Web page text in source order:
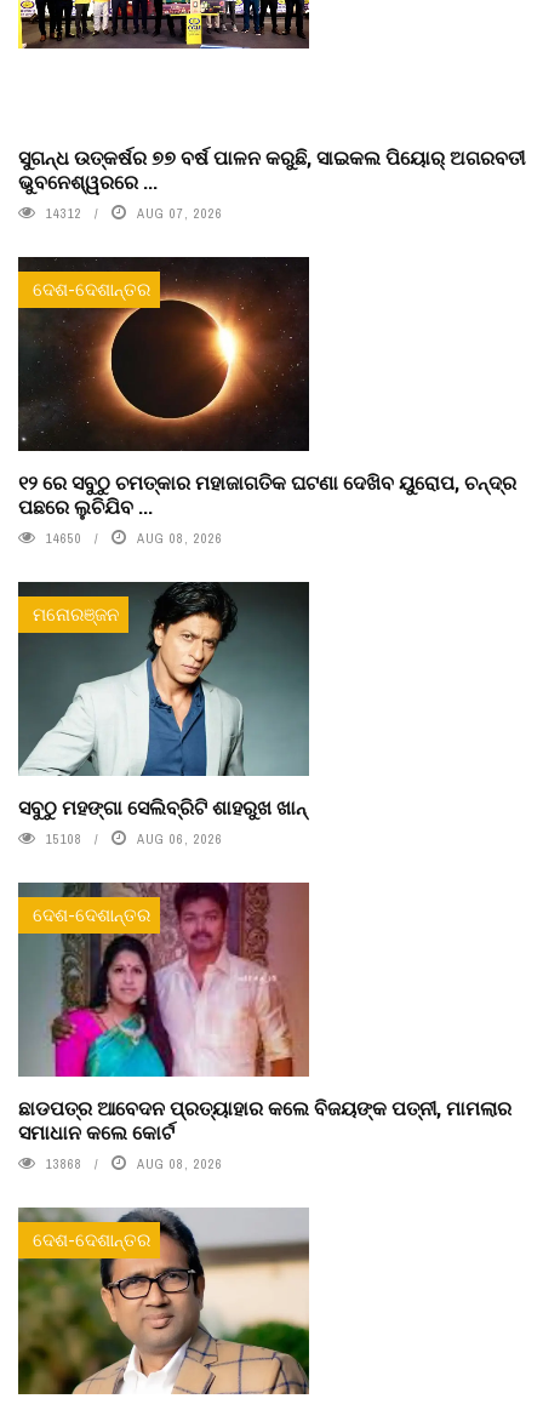
ସୁଗନ୍ଧ ଉତ୍କର୍ଷର ୭୭ ବର୍ଷ ପାଳନ କରୁଛି, ସାଇକଲ ପିୟୋର୍‌ ଅଗରବତୀ
ଭୁବନେଶ୍ୱରରେ ...
14312 AUG 07, 2026
ଦେଶ-ଦେଶାନ୍ତର
୧୨ ରେ ସବୁଠୁ ଚମତ୍କାର ମହାଜାଗତିକ ଘଟଣା ଦେଖିବ ୟୁରୋପ, ଚନ୍ଦ୍ର
ପଛରେ ଲୁଚିଯିବ ...
14650 AUG 08, 2026
ମନୋରଞ୍ଜନ
ସବୁଠୁ ମହଙ୍ଗା ସେଲିବ୍ରିଟି ଶାହରୁଖ ଖାନ୍
15108 AUG 06, 2026
ଦେଶ-ଦେଶାନ୍ତର
ଛାଡପତ୍ର ଆବେଦନ ପ୍ରତ୍ୟାହାର କଲେ ବିଜୟଙ୍କ ପତ୍ନୀ, ମାମଲାର
ସମାଧାନ କଲେ କୋର୍ଟ
13868 AUG 08, 2026
ଦେଶ-ଦେଶାନ୍ତର